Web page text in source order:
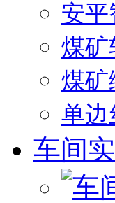
安
煤矿
煤矿
单边
车间